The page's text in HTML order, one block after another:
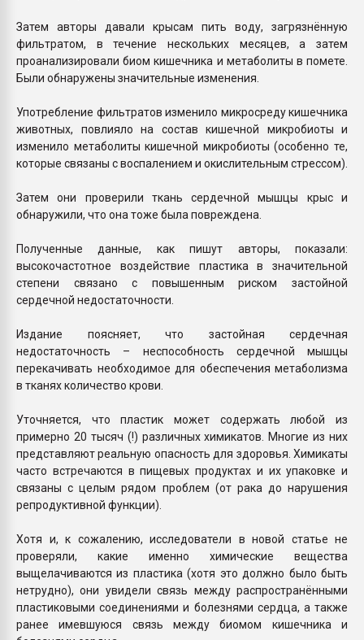
Затем авторы давали крысам пить воду, загрязнённую
фильтратом, в течение нескольких месяцев, а затем
проанализировали биом кишечника и метаболиты в помете.
Были обнаружены значительные изменения.
Употребление фильтратов изменило микросреду кишечника
животных, повлияло на состав кишечной микробиоты и
изменило метаболиты кишечной микробиоты (особенно те,
которые связаны с воспалением и окислительным стрессом).
Затем они проверили ткань сердечной мышцы крыс и
обнаружили, что она тоже была повреждена.
Полученные данные, как пишут авторы, показали:
высокочастотное воздействие пластика в значительной
степени связано с повышенным риском застойной
сердечной недостаточности.
Издание поясняет, что застойная сердечная
недостаточность – неспособность сердечной мышцы
перекачивать необходимое для обеспечения метаболизма
в тканях количество крови.
Уточняется, что пластик может содержать любой из
примерно 20 тысяч (!) различных химикатов. Многие из них
представляют реальную опасность для здоровья. Химикаты
часто встречаются в пищевых продуктах и ​​их упаковке и
связаны с целым рядом проблем (от рака до нарушения
репродуктивной функции).
Хотя и, к сожалению, исследователи в новой статье не
проверяли, какие именно химические вещества
выщелачиваются из пластика (хотя это должно было быть
нетрудно), они увидели связь между распространёнными
пластиковыми соединениями и болезнями сердца, а также
ранее имевшуюся связь между биомом кишечника и